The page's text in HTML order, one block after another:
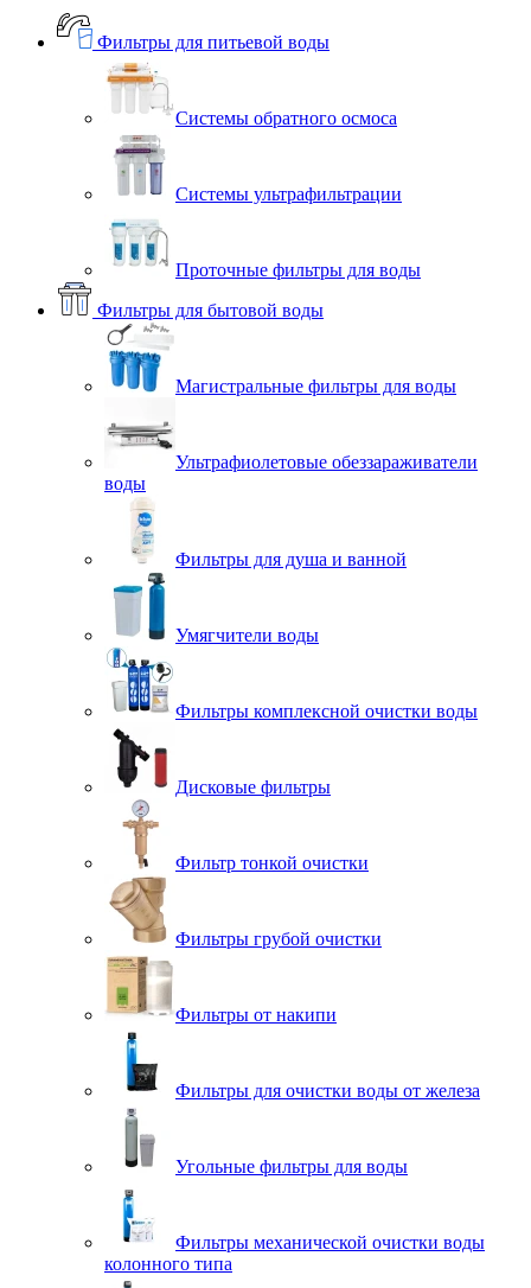
Фильтры для питьевой воды
Системы обратного осмоса
Системы ультрафильтрации
Проточные фильтры для воды
Фильтры для бытовой воды
Магистральные фильтры для воды
Ультрафиолетовые обеззараживатели
воды
Фильтры для душа и ванной
Умягчители воды
Фильтры комплексной очистки воды
Дисковые фильтры
Фильтр тонкой очистки
Фильтры грубой очистки
Фильтры от накипи
Фильтры для очистки воды от железа
Угольные фильтры для воды
Фильтры механической очистки воды
колонного типа